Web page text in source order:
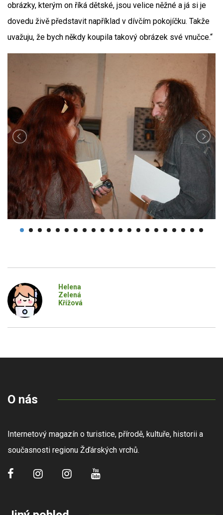
obrázky, kterým on říká dětské, jsou velice něžné a já si je
dovedu živě představit například v dívčím pokojíčku. Takže
uvažuju, že bych někdy koupila takový obrázek své vnučce.“
Helena
Zelená
Křížová
O nás
Internetový magazín o turistice, přírodě, kultuře, historii a
současnosti regionu Žďárských vrchů.